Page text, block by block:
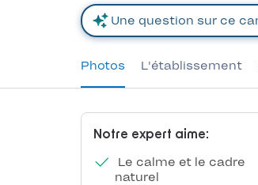
Photos L'établissement
Notre expert aime:
Le calme et le cadre
naturel